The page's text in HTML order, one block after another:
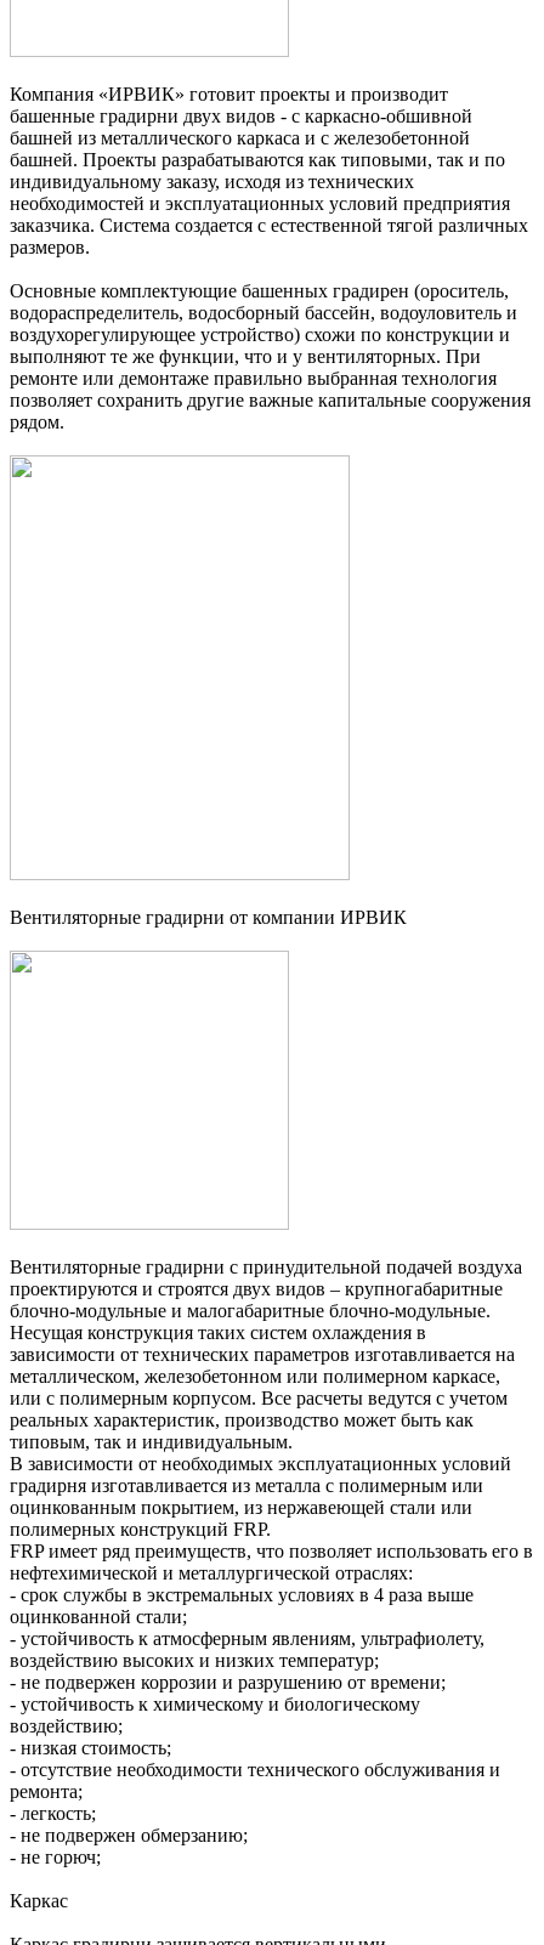
Компания «ИРВИК» готовит проекты и производит
башенные градирни двух видов - с каркасно-обшивной
башней из металлического каркаса и с железобетонной
башней. Проекты разрабатываются как типовыми, так и по
индивидуальному заказу, исходя из технических
необходимостей и эксплуатационных условий предприятия
заказчика. Система создается с естественной тягой различных
размеров.
Основные комплектующие башенных градирен (ороситель,
водораспределитель, водосборный бассейн, водоуловитель и
воздухорегулирующее устройство) схожи по конструкции и
выполняют те же функции, что и у вентиляторных. При
ремонте или демонтаже правильно выбранная технология
позволяет сохранить другие важные капитальные сооружения
рядом.
Вентиляторные градирни от компании ИРВИК
Вентиляторные градирни с принудительной подачей воздуха
проектируются и строятся двух видов – крупногабаритные
блочно-модульные и малогабаритные блочно-модульные.
Несущая конструкция таких систем охлаждения в
зависимости от технических параметров изготавливается на
металлическом, железобетонном или полимерном каркасе,
или с полимерным корпусом. Все расчеты ведутся с учетом
реальных характеристик, производство может быть как
типовым, так и индивидуальным.
В зависимости от необходимых эксплуатационных условий
градирня изготавливается из металла с полимерным или
оцинкованным покрытием, из нержавеющей стали или
полимерных конструкций FRP.
FRP имеет ряд преимуществ, что позволяет использовать его в
нефтехимической и металлургической отраслях:
- срок службы в экстремальных условиях в 4 раза выше
оцинкованной стали;
- устойчивость к атмосферным явлениям, ультрафиолету,
воздействию высоких и низких температур;
- не подвержен коррозии и разрушению от времени;
- устойчивость к химическому и биологическому
воздействию;
- низкая стоимость;
- отсутствие необходимости технического обслуживания и
ремонта;
- легкость;
- не подвержен обмерзанию;
- не горюч;
Каркас